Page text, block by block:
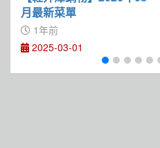
月最新菜單
1年前
2025-03-01